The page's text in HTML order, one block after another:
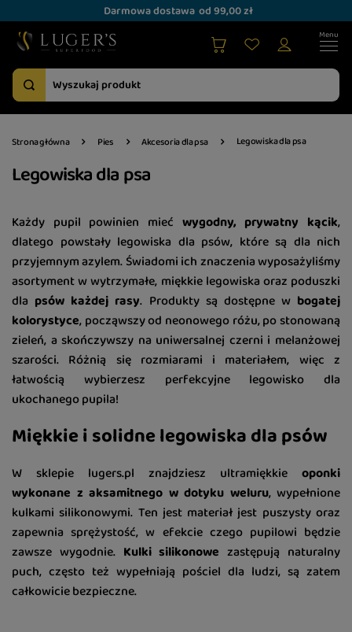
Darmowa dostawa od 99,00 zł
Strona główna Pies Akcesoria dla psa Legowiska dla psa
Legowiska dla psa
Każdy pupil powinien mieć wygodny, prywatny kącik,
dlatego powstały legowiska dla psów, które są dla nich
przyjemnym azylem. Świadomi ich znaczenia wyposażyliśmy
asortyment w wytrzymałe, miękkie legowiska oraz poduszki
dla psów każdej rasy. Produkty są dostępne w bogatej
kolorystyce, począwszy od neonowego różu, po stonowaną
zieleń, a skończywszy na uniwersalnej czerni i melanżowej
szarości. Różnią się rozmiarami i materiałem, więc z
łatwością wybierzesz perfekcyjne legowisko dla
ukochanego pupila!
Miękkie i solidne legowiska dla psów
W sklepie lugers.pl znajdziesz ultramiękkie oponki
wykonane z aksamitnego w dotyku weluru, wypełnione
kulkami silikonowymi. Ten jest materiał jest puszysty oraz
zapewnia sprężystość, w efekcie czego pupilowi będzie
zawsze wygodnie. Kulki silikonowe zastępują naturalny
puch, często też wypełniają pościel dla ludzi, są zatem
całkowicie bezpieczne.